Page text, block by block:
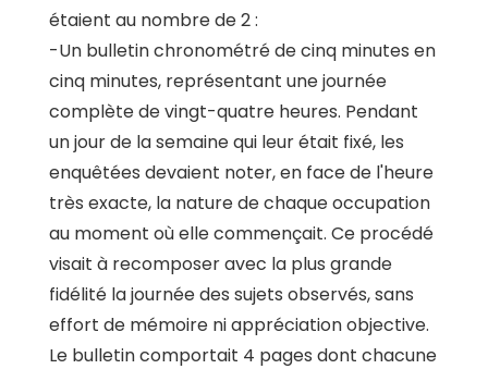
étaient au nombre de 2 :
-Un bulletin chronométré de cinq minutes en
cinq minutes, représentant une journée
complète de vingt-quatre heures. Pendant
un jour de la semaine qui leur était fixé, les
enquêtées devaient noter, en face de l'heure
très exacte, la nature de chaque occupation
au moment où elle commençait. Ce procédé
visait à recomposer avec la plus grande
fidélité la journée des sujets observés, sans
effort de mémoire ni appréciation objective.
Le bulletin comportait 4 pages dont chacune